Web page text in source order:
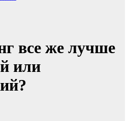
все же лучше
или